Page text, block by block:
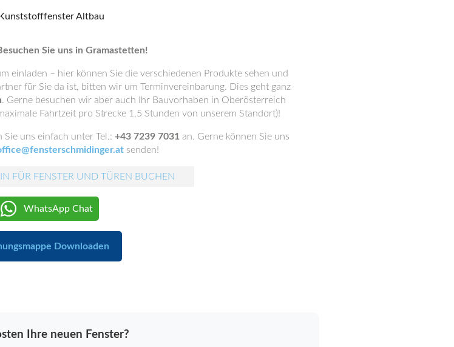
Sie uns in Gramastetten!
einladen – hier können Sie die verschiedenen Produkte sehen und
für Sie da ist, bitten wir um Terminvereinbarung. Dies geht ganz
. Gerne besuchen wir aber auch Ihr Bauvorhaben in Oberösterreich
Fahrtzeit pro Strecke 1,5 Stunden von unserem Standort)!
uns einfach unter Tel.: +43 7239 7031 an. Gerne können Sie uns
senden!
FÜR FENSTER UND TÜREN BUCHEN
WhatsApp Chat
Downloaden
Ihre neuen Fenster?